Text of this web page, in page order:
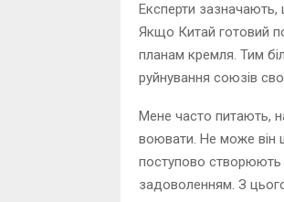
Експерти зазначають,
Якщо Китай готовий
планам кремля. Тим
руйнування союзів
Мене часто питають,
воювати. Не може він
поступово створюють
задоволенням. З